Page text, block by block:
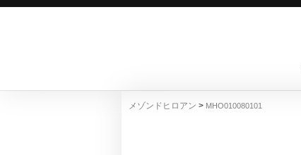
メゾンドヒロアン > MHO010080101